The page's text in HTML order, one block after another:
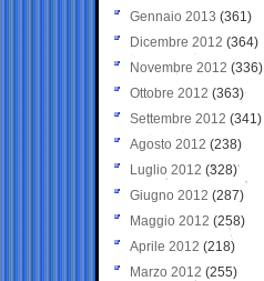
Gennaio 2013 (361)
Dicembre 2012 (364)
Novembre 2012 (336)
Ottobre 2012 (363)
Settembre 2012 (341)
Agosto 2012 (238)
Luglio 2012 (328)
Giugno 2012 (287)
Maggio 2012 (258)
Aprile 2012 (218)
Marzo 2012 (255)